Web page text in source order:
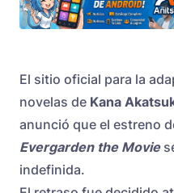
El sitio oficial para la
novelas de Kana
anunció que el estreno
Evergarden the Movie
indefinida.